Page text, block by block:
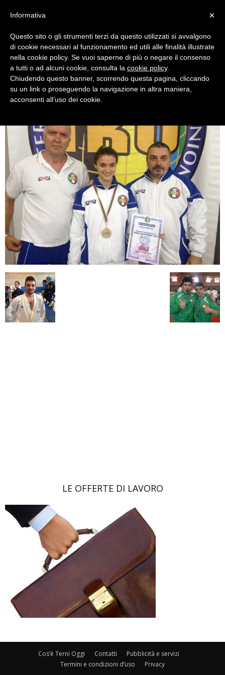
jessica-babini-karate-calzola
LE OFFERTE DI LAVORO
Cos’è Terni Oggi Contatti
Pubblicità e servizi
Termini e condizioni d’uso
Privacy
×
Informativa
Questo sito o gli strumenti terzi da questo utilizzati si avvalgono
di cookie necessari al funzionamento ed utili alle finalità illustrate
nella cookie policy. Se vuoi saperne di più o negare il consenso
a tutti o ad alcuni cookie, consulta la cookie policy.
Chiudendo questo banner, scorrendo questa pagina, cliccando
su un link o proseguendo la navigazione in altra maniera,
acconsenti all’uso dei cookie.